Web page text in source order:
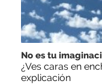
No es tu
¿Ves caras en
explicación